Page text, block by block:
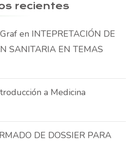
recientes
en INTEPRETACIÓN DE
SANITARIA EN TEMAS
a Medicina
DE DOSSIER PARA